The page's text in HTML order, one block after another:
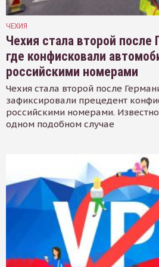
ЧЕХИЯ
Чехия стала второй после
где конфисковали
российскими номерами
Чехия стала второй после
зафиксировали прецедент
российскими номерами.
одном подобном случае